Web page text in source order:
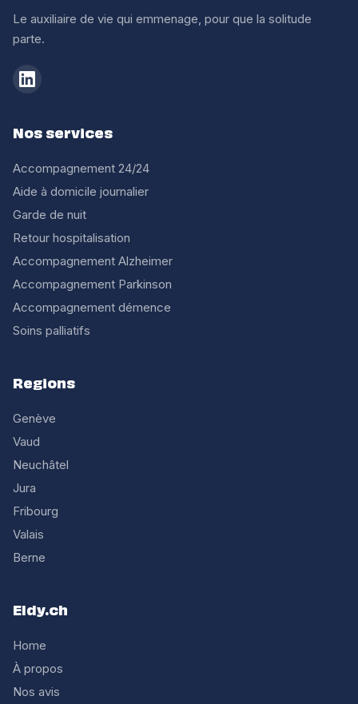
Le auxiliaire de vie qui emmenage, pour que la solitude
parte.
Nos services
Accompagnement 24/24
Aide à domicile journalier
Garde de nuit
Retour hospitalisation
Accompagnement Alzheimer
Accompagnement Parkinson
Accompagnement démence
Soins palliatifs
Regions
Genève
Vaud
Neuchâtel
Jura
Fribourg
Valais
Berne
Eldy.ch
Home
À propos
Nos avis